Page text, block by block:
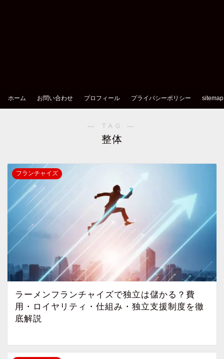
ホーム お問い合わせ プロフィール プライバシーポリシー sitemap
― TAG ―
整体
フランチャイズ
ラーメンフランチャイズで独立は儲かる？費
用・ロイヤリティ・仕組み・独立支援制度を徹
底解説